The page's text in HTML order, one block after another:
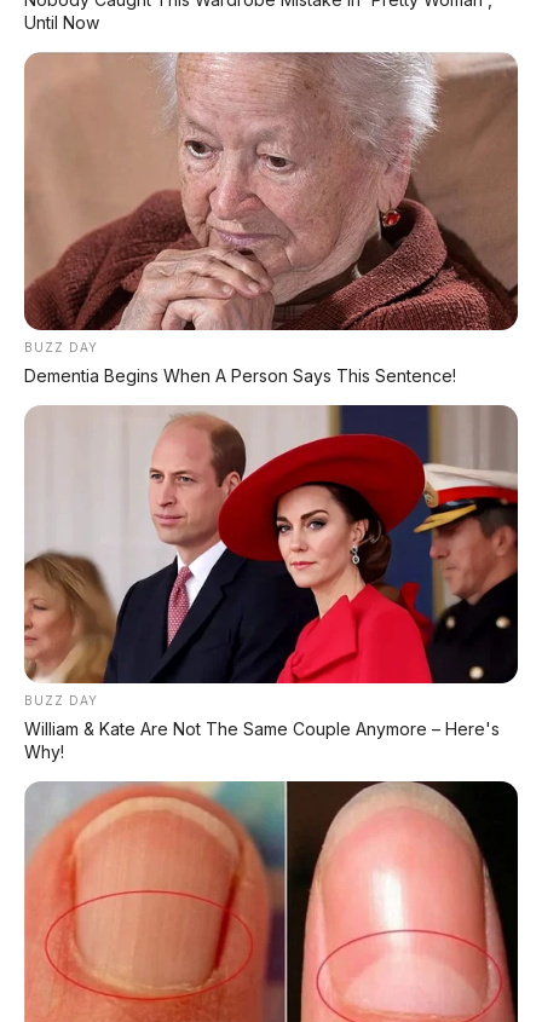
banyak negara
Sumber daya besar dari BMW Group–
untuk pengembangan model baru
Brand tetap eksklusif– tidak akan
diproduksi massal seperti BMW biasa
❌ Risiko & Kekhawatiran
Penggemar
Hilangnya DNA Alpina mandiri
tahun lepas dari keluarga Bovensiepen
Takut jadi "BMW yang lebih mahal"
lagi Alpina sejati
V8 vs elektrifikasi – BMW bisa paksa Alpina
beralih ke hybrid/EV
Eksklusivitas menurun– jika BMW produksi
terlalu banyak unit
Harga pasti naik– setelah resmi jadi brand
ultra-luxury BMW
🚗 BMW Alpina Era Baru: Siap
Tempur Lawan Maybach
BMW Alpina bukan lagi "BMW yang lebih
cepat".
Sekarang ia adalahsub-brand
ultra-luxury
yang dirancang untuk bersaing
langsung denganMercedes-Maybach dan
Bentley. BMW M tetap bertugas di performa
Until Now
BUZZ DAY
Dementia Begins When A Person Says This Sentence!
BUZZ DAY
William & Kate Are Not The Same Couple Anymore – Here's
Why!